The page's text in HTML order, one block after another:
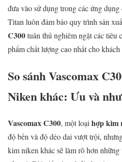
đưa vào sử dụng trong các ứng
Titan luôn đảm bảo quy trình sản
C300tuân thủ nghiêm ngặt các tiêu
phẩm chất lượng cao nhất cho khách
So sánhVascomax
Niken khác: Ưu và
Vascomax C300, một loại hợp kim
độ bền và độ dẻo dai vượt trội,
kim niken khác sẽ làm rõ hơn